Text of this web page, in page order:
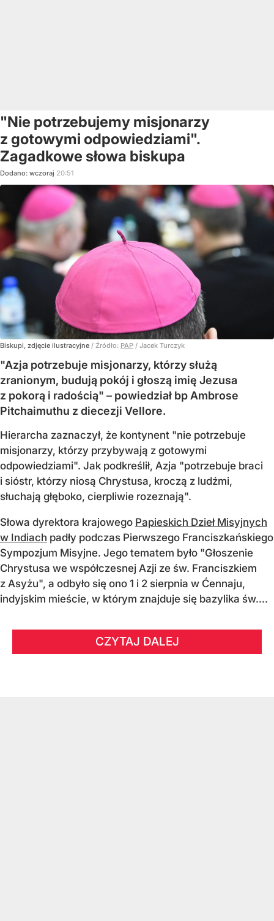
"Nie potrzebujemy misjonarzy
z gotowymi odpowiedziami".
Zagadkowe słowa biskupa
Dodano: wczoraj 20:51
Biskupi, zdjęcie ilustracyjne / Źródło: PAP / Jacek Turczyk
"Azja potrzebuje misjonarzy, którzy służą
zranionym, budują pokój i głoszą imię Jezusa
z pokorą i radością" – powiedział bp Ambrose
Pitchaimuthu z diecezji Vellore.
Hierarcha zaznaczył, że kontynent "nie potrzebuje
misjonarzy, którzy przybywają z gotowymi
odpowiedziami". Jak podkreślił, Azja "potrzebuje braci
i sióstr, którzy niosą Chrystusa, kroczą z ludźmi,
słuchają głęboko, cierpliwie rozeznają".
Słowa dyrektora krajowego Papieskich Dzieł Misyjnych
w Indiach padły podczas Pierwszego Franciszkańskiego
Sympozjum Misyjne. Jego tematem było "Głoszenie
Chrystusa we współczesnej Azji ze św. Franciszkiem
z Asyżu", a odbyło się ono 1 i 2 sierpnia w Ćennaju,
indyjskim mieście, w którym znajduje się bazylika św....
CZYTAJ DALEJ